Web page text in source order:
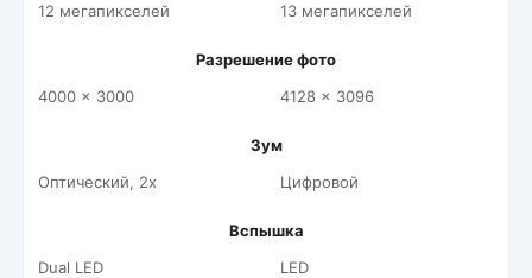
12 мегапикселей
13 мегапикселей
Разрешение фото
4000 x 3000
4128 x 3096
Зум
Оптический, 2x
Цифровой
Вспышка
Dual LED
LED